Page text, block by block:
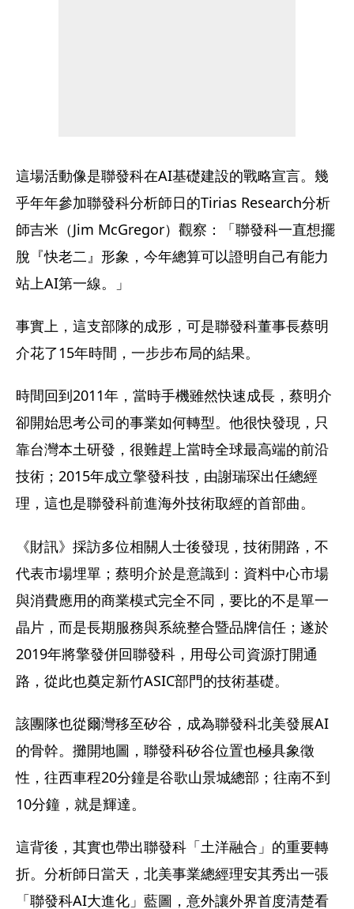
這場活動像是聯發科在AI基礎建設的戰略宣言。幾
乎年年參加聯發科分析師日的Tirias Research分析
師吉米（Jim McGregor）觀察：「聯發科一直想擺
脫『快老二』形象，今年總算可以證明自己有能力
站上AI第一線。」
事實上，這支部隊的成形，可是聯發科董事長蔡明
介花了15年時間，一步步布局的結果。
時間回到2011年，當時手機雖然快速成長，蔡明介
卻開始思考公司的事業如何轉型。他很快發現，只
靠台灣本土研發，很難趕上當時全球最高端的前沿
技術；2015年成立擎發科技，由謝瑞琛出任總經
理，這也是聯發科前進海外技術取經的首部曲。
《財訊》採訪多位相關人士後發現，技術開路，不
代表市場埋單；蔡明介於是意識到：資料中心市場
與消費應用的商業模式完全不同，要比的不是單一
晶片，而是長期服務與系統整合暨品牌信任；遂於
2019年將擎發併回聯發科，用母公司資源打開通
路，從此也奠定新竹ASIC部門的技術基礎。
該團隊也從爾灣移至矽谷，成為聯發科北美發展AI
的骨幹。攤開地圖，聯發科矽谷位置也極具象徵
性，往西車程20分鐘是谷歌山景城總部；往南不到
10分鐘，就是輝達。
這背後，其實也帶出聯發科「土洋融合」的重要轉
折。分析師日當天，北美事業總經理安其秀出一張
「聯發科AI大進化」藍圖，意外讓外界首度清楚看